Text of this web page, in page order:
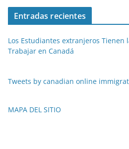
Entradas recientes
Los Estudiantes extranjeros
Trabajar en Canadá
Tweets by canadian online
MAPA DEL SITIO